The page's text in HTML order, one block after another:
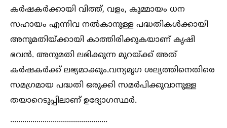
കർഷകർക്കായി വിത്ത്, വളം, കുമ്മായം ധന
സഹായം എന്നിവ നല്‍കാനുള്ള പദ്ധതികള്‍ക്കായി
അനുമതിയ്ക്കായി കാത്തിരിക്കുകയാണ് കൃഷി
ഭവൻ. അനുമതി ലഭിക്കുന്ന മുറയ്ക്ക് അത്
കർഷകർക്ക് ലഭ്യമാക്കും.വന്യമൃഗ ശല്യത്തിനെതിരെ
സമഗ്രമായ പദ്ധതി ഒരുക്കി സമർപിക്കുവാനുള്ള
തയാറെടുപ്പിലാണ് ഉദ്യോഗസ്ഥർ.
................................................